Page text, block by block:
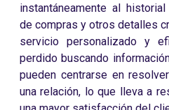
instantáneamente al
de compras y otros detalles
servicio personalizado y
perdido buscando
pueden centrarse en
una relación, lo que lleva a